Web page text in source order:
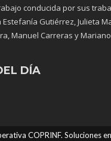
conducida por sus
Gutiérrez, Julieta
Manuel Carreras y
DÍA
COPRINF. Soluciones